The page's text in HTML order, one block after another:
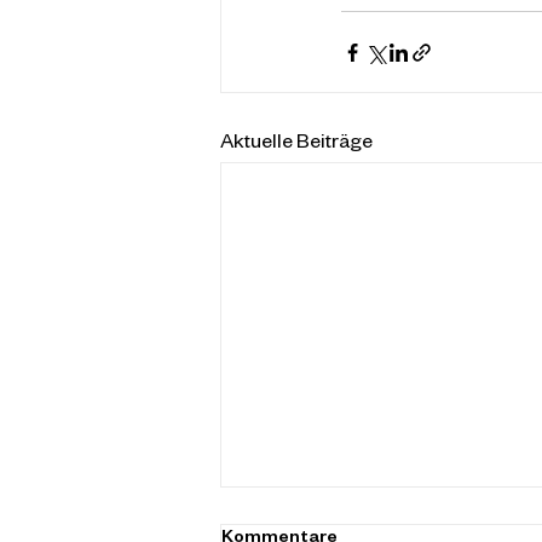
Aktuelle Beiträge
Wir planen Ihr Vermögen und